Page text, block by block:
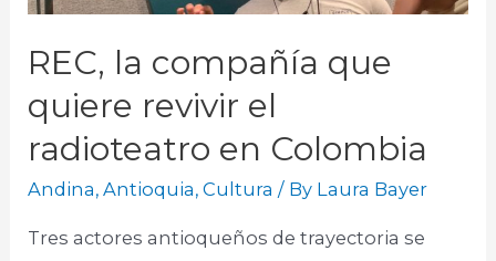
REC, la compañía que
quiere revivir el
radioteatro en Colombia
Andina,Antioquia,Cultura / By Laura Bayer
Tres actores antioqueños de trayectoria se